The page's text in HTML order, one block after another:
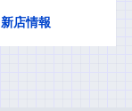
新店情報